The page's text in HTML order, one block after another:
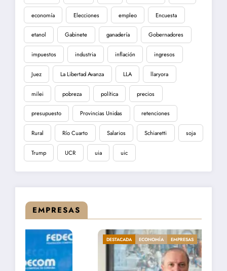
economía Elecciones empleo Encuesta
etanol Gabinete ganadería Gobernadores
impuestos industria inflación ingresos
Juez La Libertad Avanza LLA llaryora
milei pobreza política precios
presupuesto Provincias Unidas retenciones
Rural Río Cuarto Salarios Schiaretti soja
Trump UCR uia uic
EMPRESAS
DESTACADA ECONOMÍA EMPRESAS